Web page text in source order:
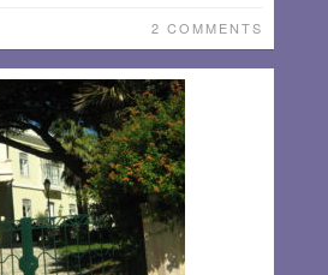
2 COMMENTS